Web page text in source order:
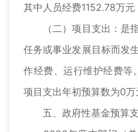
其中人员经费1152.78万元
（二）项目支出：是指
任务或事业发展目标而发
作经费、运行维护经费等
项目支出年初预算数为0万
五、政府性基金预算